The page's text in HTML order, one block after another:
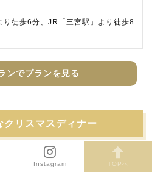
り徒歩6分、JR「三宮駅」より徒歩8
ンでプランを見る
クリスマスディナー
ラグジュアリーなホテルでしめ
Instagram TOPへ